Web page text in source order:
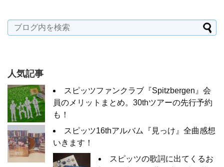
人気記事
スピッツファンクラブ『Spitzbergen』会
員のメリットまとめ。30thツアーの先行予約
も！
スピッツ16thアルバム『見っけ』全曲感想
いきます！
スピッツの歌詞に出てくるお